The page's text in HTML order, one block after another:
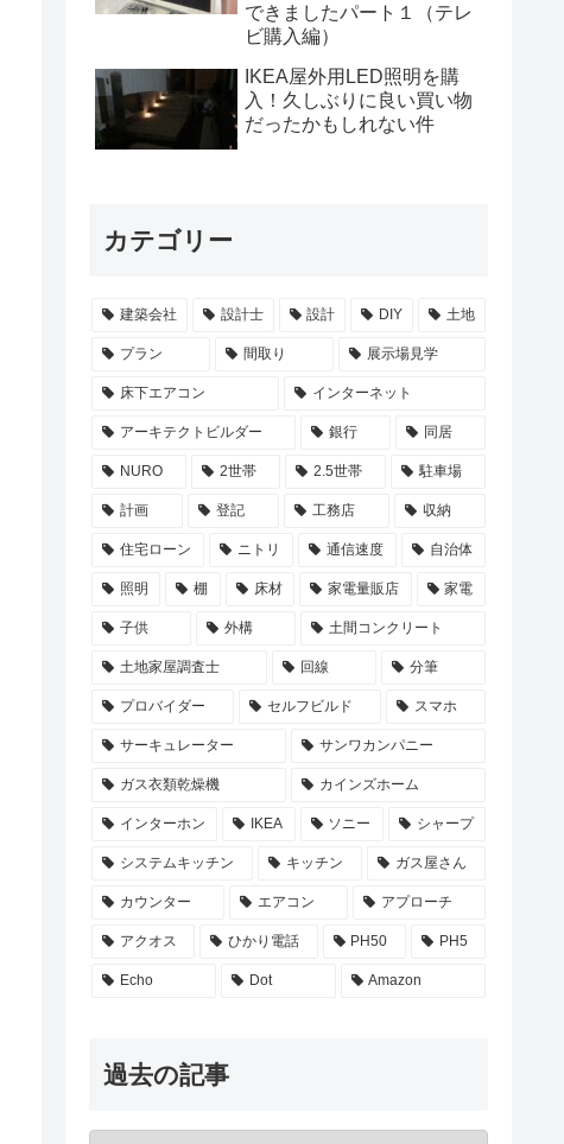
できましたパート１（テレ
ビ購入編）
IKEA屋外用LED照明を購
入！久しぶりに良い買い物
だったかもしれない件
カテゴリー
建築会社 設計士 設計 DIY 土地
プラン 間取り 展示場見学
床下エアコン インターネット
アーキテクトビルダー 銀行 同居
NURO 2世帯 2.5世帯 駐車場
計画 登記 工務店 収納
住宅ローン ニトリ 通信速度 自治体
照明 棚 床材 家電量販店 家電
子供 外構 土間コンクリート
土地家屋調査士 回線 分筆
プロバイダー セルフビルド スマホ
サーキュレーター サンワカンパニー
ガス衣類乾燥機 カインズホーム
インターホン IKEA ソニー シャープ
システムキッチン キッチン ガス屋さん
カウンター エアコン アプローチ
アクオス ひかり電話 PH50 PH5
Echo Dot Amazon
過去の記事